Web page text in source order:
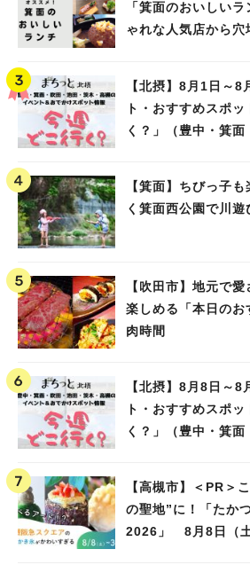
「箕面のおいしい
ゃれな人気店から穴
【北摂】8月1日～
ト・おすすめスポ
く？」（豊中・箕
【箕面】ちびっ子
く箕面西公園で川
【吹田市】地元で
楽しめる「本日の
肉時間
【北摂】8月8日～
ト・おすすめスポ
く？」（豊中・箕
【高槻市】＜PR＞
の聖地”に！「たか
2026」 8月8日（土